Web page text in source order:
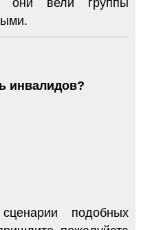
они вели группы
инвалидов?
подобных